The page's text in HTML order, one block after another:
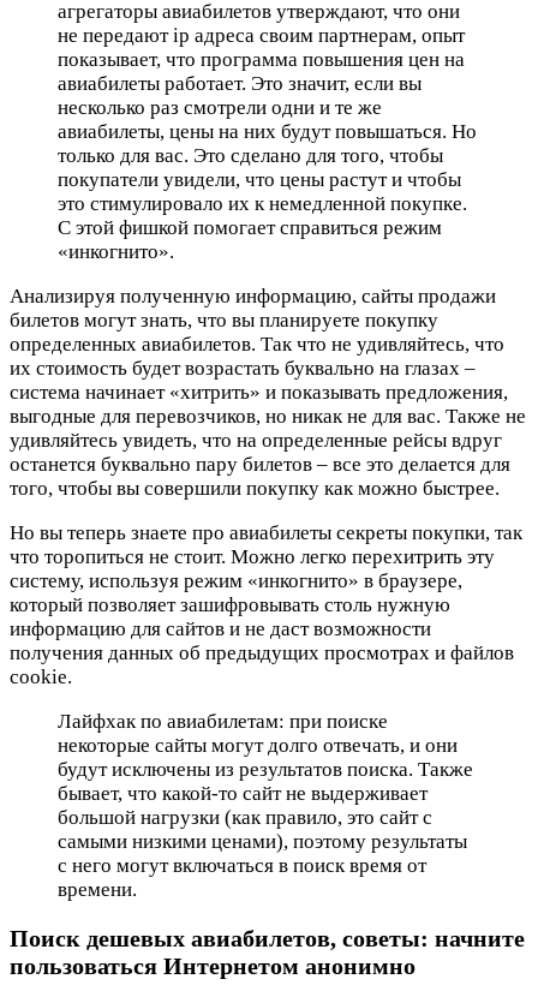
агрегаторы авиабилетов утверждают, что они
не передают ip адреса своим партнерам, опыт
показывает, что программа повышения цен на
авиабилеты работает. Это значит, если вы
несколько раз смотрели одни и те же
авиабилеты, цены на них будут повышаться. Но
только для вас. Это сделано для того, чтобы
покупатели увидели, что цены растут и чтобы
это стимулировало их к немедленной покупке.
С этой фишкой помогает справиться режим
«инкогнито».
Анализируя полученную информацию, сайты продажи
билетов могут знать, что вы планируете покупку
определенных авиабилетов. Так что не удивляйтесь, что
их стоимость будет возрастать буквально на глазах –
система начинает «хитрить» и показывать предложения,
выгодные для перевозчиков, но никак не для вас. Также не
удивляйтесь увидеть, что на определенные рейсы вдруг
останется буквально пару билетов – все это делается для
того, чтобы вы совершили покупку как можно быстрее.
Но вы теперь знаете про авиабилеты секреты покупки, так
что торопиться не стоит. Можно легко перехитрить эту
систему, используя режим «инкогнито» в браузере,
который позволяет зашифровывать столь нужную
информацию для сайтов и не даст возможности
получения данных об предыдущих просмотрах и файлов
cookie.
Лайфхак по авиабилетам: при поиске
некоторые сайты могут долго отвечать, и они
будут исключены из результатов поиска. Также
бывает, что какой-то сайт не выдерживает
большой нагрузки (как правило, это сайт с
самыми низкими ценами), поэтому результаты
с него могут включаться в поиск время от
времени.
Поиск дешевых авиабилетов, советы: начните
пользоваться Интернетом анонимно